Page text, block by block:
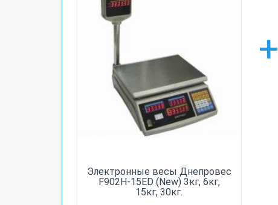
Электронные весы Днепровес
F902H-15ED (New) 3кг, 6кг,
15кг, 30кг.
+